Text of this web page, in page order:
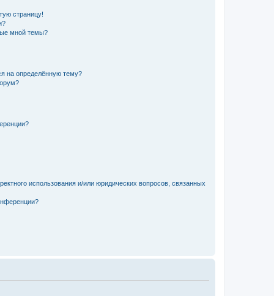
страницу!
мной темы?
на определённую тему?
использования и/или юридических вопросов, связанных